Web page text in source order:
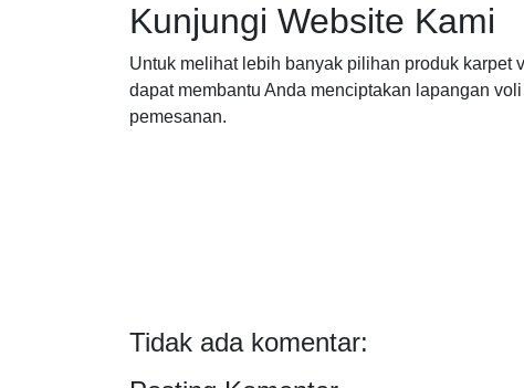
Kunjungi Website Kami
Untuk melihat lebih banyak pilihan produk
dapat membantu Anda menciptakan lapangan
pemesanan.
Tidak ada komentar: